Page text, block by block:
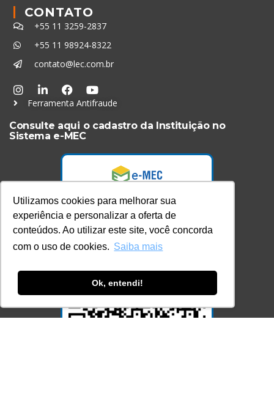
Utilizamos cookies para melhorar sua
experiência e personalizar a oferta de
conteúdos. Ao utilizar este site, você concorda
com o uso de cookies. Saiba mais
Ok, entendi!
CONTATO
+55 11 3259-2837
+55 11 98924-8322
contato@lec.com.br
Ferramenta Antifraude
Consulte aqui o cadastro da Instituição no
Sistema e-MEC